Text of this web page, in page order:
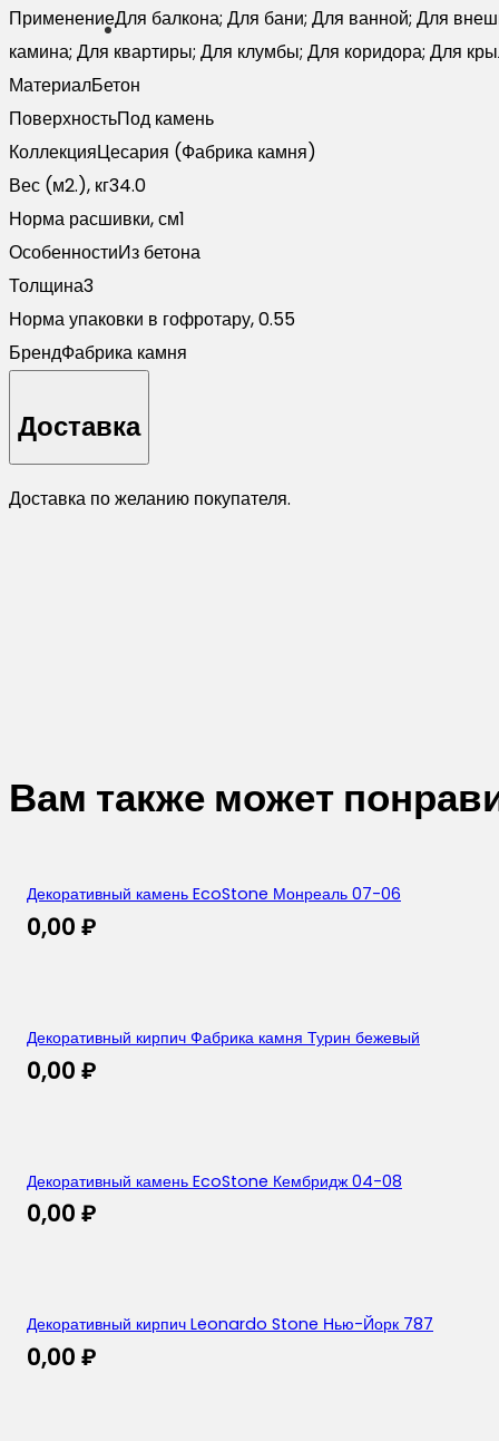
ПрименениеДля балкона; Для бани; Для ванной; Для
камина; Для квартиры; Для клумбы; Для коридора; Для
МатериалБетон
ПоверхностьПод камень
КоллекцияЦесария (Фабрика камня)
Вес (м2.), кг34.0
Норма расшивки, см1
ОсобенностиИз бетона
Толщина3
Норма упаковки в гофротару,0.55
БрендФабрика камня
Доставка
Доставка по желанию покупателя.
Вам также может
Декоративный камень EcoStone Монреаль 07-06
0,00 ₽
Декоративный кирпич Фабрика камня Турин бежевый
0,00 ₽
Декоративный камень EcoStone Кембридж 04-08
0,00 ₽
Декоративный кирпич Leonardo Stone Нью-Йорк 787
0,00 ₽